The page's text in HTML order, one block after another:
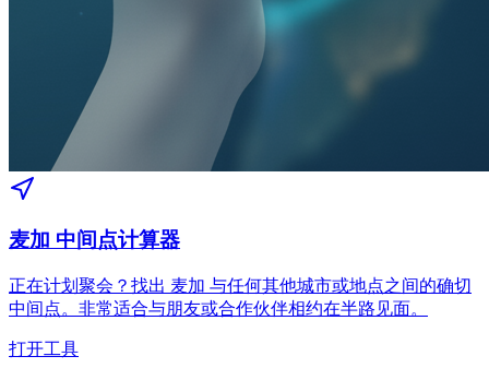
麦加 中间点计算器
正在计划聚会？找出 麦加 与任何其他城市或地点之间的确切
中间点。非常适合与朋友或合作伙伴相约在半路见面。
打开工具